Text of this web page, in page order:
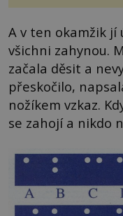
A v ten okamžik jí
všichni zahynou.
začala děsit a
přeskočilo,
nožíkem vzkaz.
se zahojí a nikdo